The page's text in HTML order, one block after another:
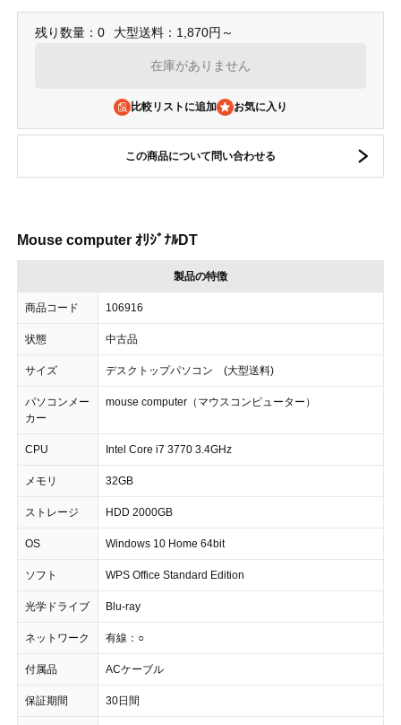
残り数量：0 大型送料：1,870円～
在庫がありません
比較リストに追加
この商品について問い合わせる
Mouse computer ｵﾘｼﾞﾅﾙDT
製品の特徴
商品コード 106916
状態 中古品
サイズ デスクトップパソコン (大型送料)
パソコンメー
カー
mouse computer（マウスコンピューター）
CPU Intel Core i7 3770 3.4GHz
メモリ 32GB
ストレージ HDD 2000GB
OS Windows 10 Home 64bit
ソフト WPS Office Standard Edition
光学ドライブ Blu-ray
ネットワーク 有線：○
付属品 ACケーブル
保証期間 30日間